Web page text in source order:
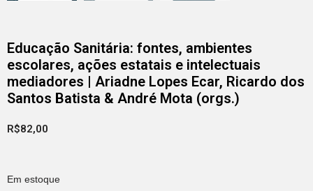
Educação Sanitária: fontes, ambientes
escolares, ações estatais e intelectuais
mediadores | Ariadne Lopes Ecar, Ricardo dos
Santos Batista & André Mota (orgs.)
R$82,00
Em estoque